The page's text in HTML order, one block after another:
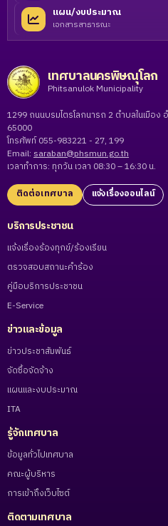
แผน/งบประมาณ
เอกสารสาธารณะ
เทศบาลนครพิษณุโลก
Phitsanulok Municipality
1299 ถนนบรมไตรโลกนารถ 2 ตำบลในเมือ
65000
โทรศัพท์ 055-983221 - 27, 199
Email: saraban@phsmun.go.th
เวลาทำการ: ทุกวัน เวลา 08:30 – 16:30 น.
ติดต่อเทศบาล แจ้งเรื่องออนไลน์
บริการประชาชน
แจ้งเรื่องร้องทุกข์/ร้องเรียน
ตรวจสอบสถานะคำร้อง
คู่มือบริการประชาชน
E-Service
ข่าวและข้อมูล
ข่าวประชาสัมพันธ์
จัดซื้อจัดจ้าง
แผนและงบประมาณ
ITA
รู้จักเทศบาล
ข้อมูลทั่วไปเทศบาล
คณะผู้บริหาร
การเข้าถึงเว็บไซต์
ติดตามเทศบาล